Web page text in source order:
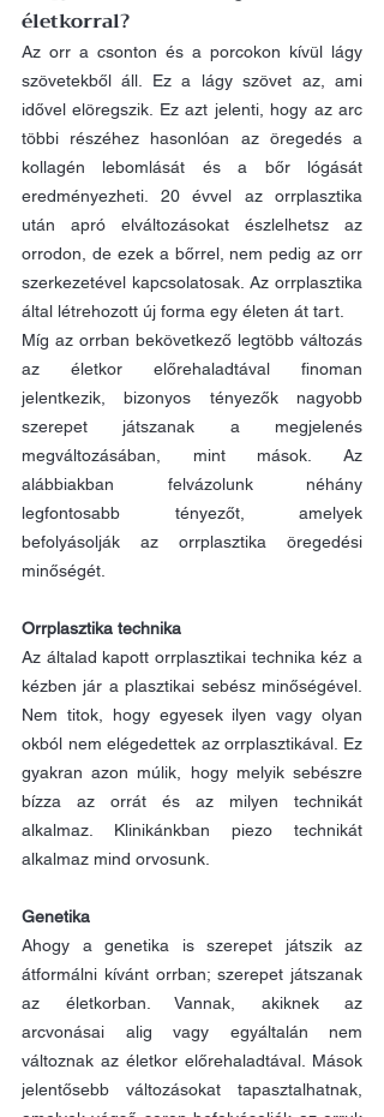
életkorral?
Az orr a csonton és a porcokon kívül lágy
szövetekből áll. Ez a lágy szövet az, ami
idővel elöregszik. Ez azt jelenti, hogy az arc
többi részéhez hasonlóan az öregedés a
kollagén lebomlását és a bőr lógását
eredményezheti. 20 évvel az orrplasztika
után apró elváltozásokat észlelhetsz az
orrodon, de ezek a bőrrel, nem pedig az orr
szerkezetével kapcsolatosak. Az orrplasztika
által létrehozott új forma egy életen át tart.
Míg az orrban bekövetkező legtöbb változás
az életkor előrehaladtával finoman
jelentkezik, bizonyos tényezők nagyobb
szerepet játszanak a megjelenés
megváltozásában, mint mások. Az
alábbiakban felvázolunk néhány
legfontosabb tényezőt, amelyek
befolyásolják az orrplasztika öregedési
minőségét.
Orrplasztika technika
Az általad kapott orrplasztikai technika kéz a
kézben jár a plasztikai sebész minőségével.
Nem titok, hogy egyesek ilyen vagy olyan
okból nem elégedettek az orrplasztikával. Ez
gyakran azon múlik, hogy melyik sebészre
bízza az orrát és az milyen technikát
alkalmaz. Klinikánkban piezo technikát
alkalmaz mind orvosunk.
Genetika
Ahogy a genetika is szerepet játszik az
átformálni kívánt orrban; szerepet játszanak
az életkorban. Vannak, akiknek az
arcvonásai alig vagy egyáltalán nem
változnak az életkor előrehaladtával. Mások
jelentősebb változásokat tapasztalhatnak,